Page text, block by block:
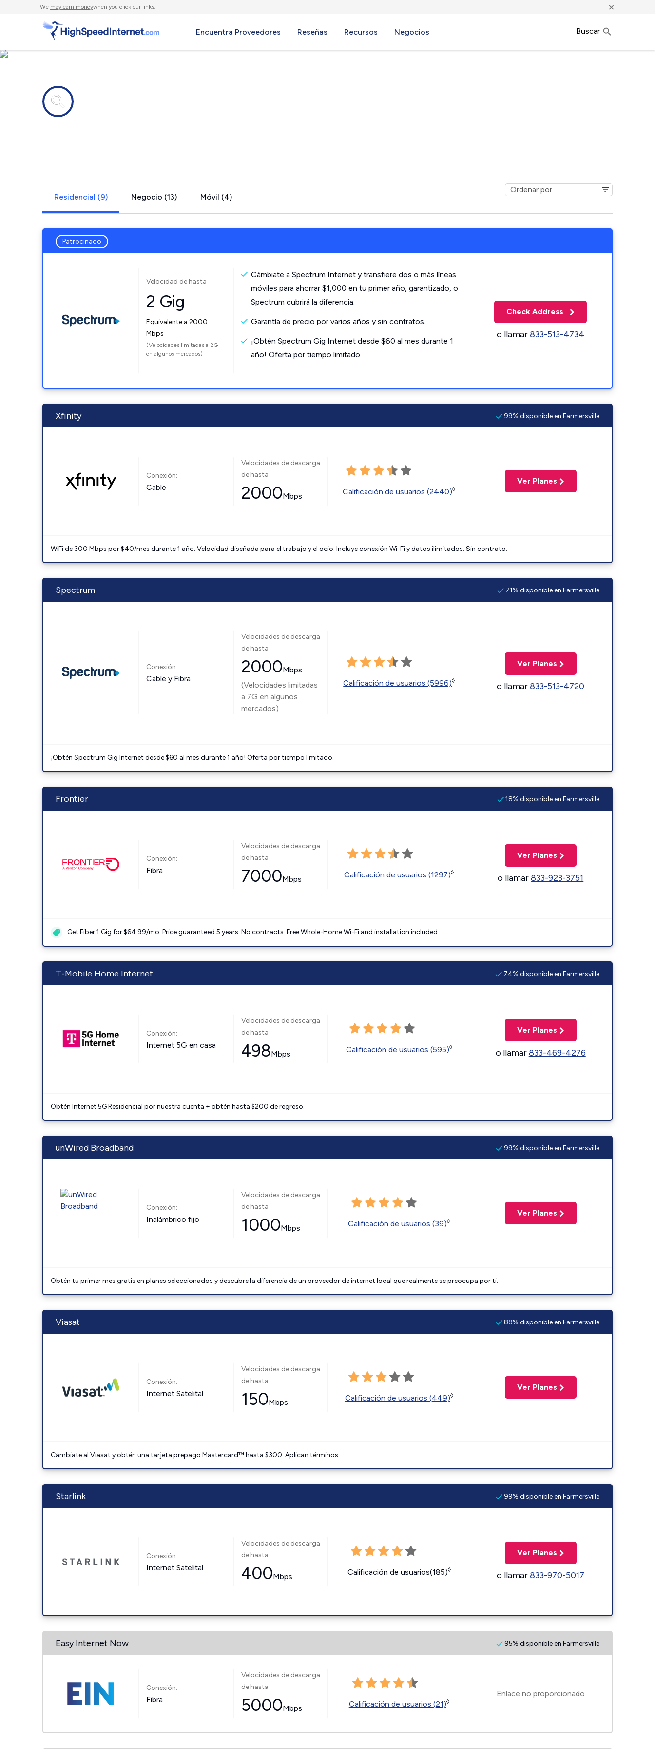
We may earn moneywhen you click our links. ×
Encuentra Proveedores Reseñas Recursos Negocios Buscar
Residencial (9) Negocio (13) Móvil (4)
Patrocinado
Velocidad de hasta
2 Gig
Equivalente a 2000
Mbps
(Velocidades limitadas a 2G
en algunos mercados)
Cámbiate a Spectrum Internet y transfiere dos o más líneas
móviles para ahorrar $1,000 en tu primer año, garantizado, o
Spectrum cubrirá la diferencia.
Garantía de precio por varios años y sin contratos.
¡Obtén Spectrum Gig Internet desde $60 al mes durante 1
año! Oferta por tiempo limitado.
Check Address
o llamar833-513-4734
Xfinity 99% disponible en Farmersville
Conexión:
Cable
Velocidades de descarga
de hasta
2000Mbps Calificación de usuarios (2440)◊
Ver Planes
WiFi de 300 Mbps por $40/mes durante 1 año. Velocidad diseñada para el trabajo y el ocio. Incluye conexión Wi-Fi y datos ilimitados. Sin contrato.
Spectrum 71% disponible en Farmersville
Conexión:
Cable y Fibra
Velocidades de descarga
de hasta
2000Mbps
(Velocidades limitadas
a 7G en algunos
mercados)
Calificación de usuarios (5996)◊
Ver Planes
o llamar833-513-4720
¡Obtén Spectrum Gig Internet desde $60 al mes durante 1 año! Oferta por tiempo limitado.
Frontier 18% disponible en Farmersville
Conexión:
Fibra
Velocidades de descarga
de hasta
7000Mbps Calificación de usuarios (1297)◊
Ver Planes
o llamar833-923-3751
Get Fiber 1 Gig for $64.99/mo. Price guaranteed 5 years. No contracts. Free Whole-Home Wi-Fi and installation included.
T-Mobile Home Internet 74% disponible en Farmersville
Conexión:
Internet 5G en casa
Velocidades de descarga
de hasta
498Mbps Calificación de usuarios (595)◊
Ver Planes
o llamar833-469-4276
Obtén Internet 5G Residencial por nuestra cuenta + obtén hasta $200 de regreso.
unWired Broadband 99% disponible en Farmersville
Conexión:
Inalámbrico fijo
Velocidades de descarga
de hasta
1000Mbps Calificación de usuarios (39)◊
Ver Planes
Obtén tu primer mes gratis en planes seleccionados y descubre la diferencia de un proveedor de internet local que realmente se preocupa por ti.
Viasat 88% disponible en Farmersville
Conexión:
Internet Satelital
Velocidades de descarga
de hasta
150Mbps Calificación de usuarios (449)◊
Ver Planes
Cámbiate al Viasat y obtén una tarjeta prepago Mastercard™ hasta $300. Aplican términos.
Starlink 99% disponible en Farmersville
Conexión:
Internet Satelital
Velocidades de descarga
de hasta
400Mbps Calificación de usuarios(185)◊
Ver Planes
o llamar833-970-5017
Easy Internet Now 95% disponible en Farmersville
Conexión:
Fibra
Velocidades de descarga
de hasta
5000Mbps Calificación de usuarios (21)◊
Enlace no proporcionado